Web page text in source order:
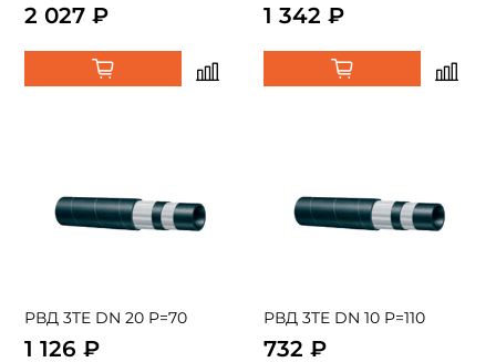
2 027 ₽ 1 342 ₽
РВД 3TE DN 20 P=70
1 126 ₽
РВД 3TE DN 10 P=110
732 ₽